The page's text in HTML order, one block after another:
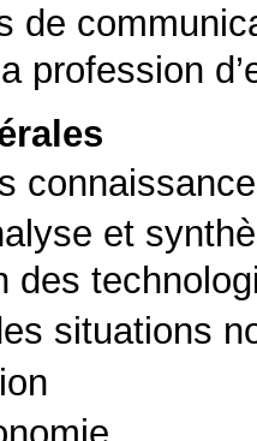
de
profession
et
des
situations